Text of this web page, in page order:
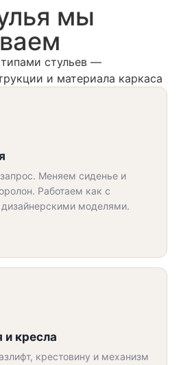
мы
стульев —
и материала каркаса
Меняем сиденье и
Работаем как с
моделями.
и кресла
крестовину и механизм